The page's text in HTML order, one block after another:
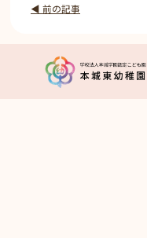
◀︎ 前の記事